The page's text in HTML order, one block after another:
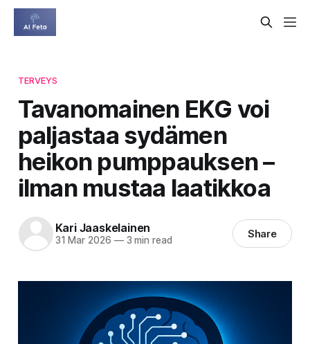
TERVEYS
Tavanomainen EKG voi
paljastaa sydämen
heikon pumppauksen –
ilman mustaa laatikkoa
Kari Jaaskelainen
31 Mar 2026 —3 min read Share